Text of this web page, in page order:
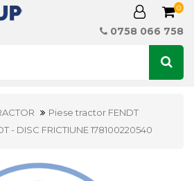
0
0758 066 758
Piese tractor FENDT
- DISC FRICTIUNE 178100220540